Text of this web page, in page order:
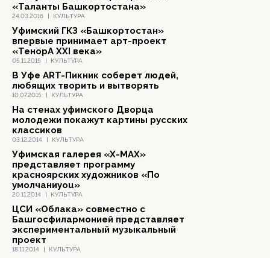
24.03.2016 | КУЛЬТУРА
«Таланты Башкортостана»
05.11.2015 | КУЛЬТУРА
Уфимский ГКЗ «Башкортостан»
впервые принимает арт-проект
«ТенорА XXI века»
10.07.2015 | КУЛЬТУРА
В Уфе ART-Пикник соберет людей,
любящих творить и вытворять
03.12.2014 | КУЛЬТУРА
На стенах уфимского Дворца
молодежи покажут картины русских
классиков
20.11.2014 | КУЛЬТУРА
Уфимская галерея «X-MAX»
представляет программу
красноярских художников «По
умолчаниyou»
18.11.2014 | КУЛЬТУРА
ЦСИ «Облака» совместно с
Башгосфилармонией представляет
экспериментальный музыкальный
проект